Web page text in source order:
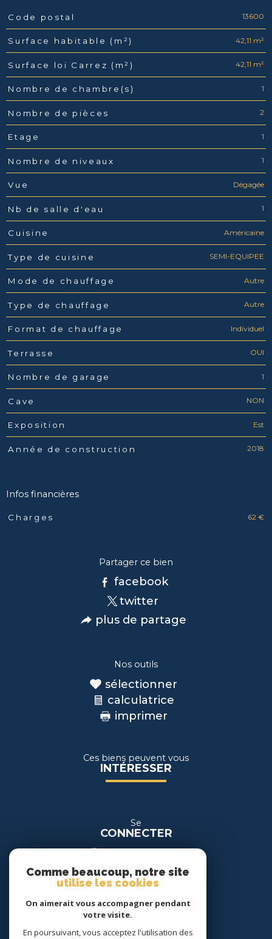
Caractéristiques Valeurs
Code postal 13600
Surface habitable (m²) 42,11 m²
Surface loi Carrez (m²) 42,11 m²
Nombre de chambre(s) 1
Nombre de pièces 2
Etage 1
Nombre de niveaux 1
Vue Dégagée
Nb de salle d'eau 1
Cuisine Américaine
Type de cuisine SEMI-EQUIPEE
Mode de chauffage Autre
Type de chauffage Autre
Format de chauffage Individuel
Terrasse OUI
Nombre de garage 1
Cave NON
Exposition Est
Année de construction 2018
Infos financières
Caractéristiques
Charges 62 €
Partager ce bien
facebook
twitter
plus de partage
Nos outils
sélectionner
calculatrice
imprimer
Ces biens peuvent vous
INTÉRESSER
Se
CONNECTER
espace location
Nous
SUIVRE
Comme beaucoup, notre site
utilise les cookies
On aimerait vous accompagner pendant
votre visite.
En poursuivant, vous acceptez l'utilisation des